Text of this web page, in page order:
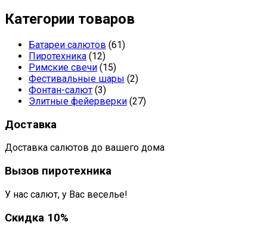
Категории товаров
Батареи салютов (61)
Пиротехника (12)
Римские свечи (15)
Фестивальные шары (2)
Фонтан-салют (3)
Элитные фейерверки (27)
Доставка
Доставка салютов до вашего дома
Вызов пиротехника
У нас салют, у Вас веселье!
Скидка 10%